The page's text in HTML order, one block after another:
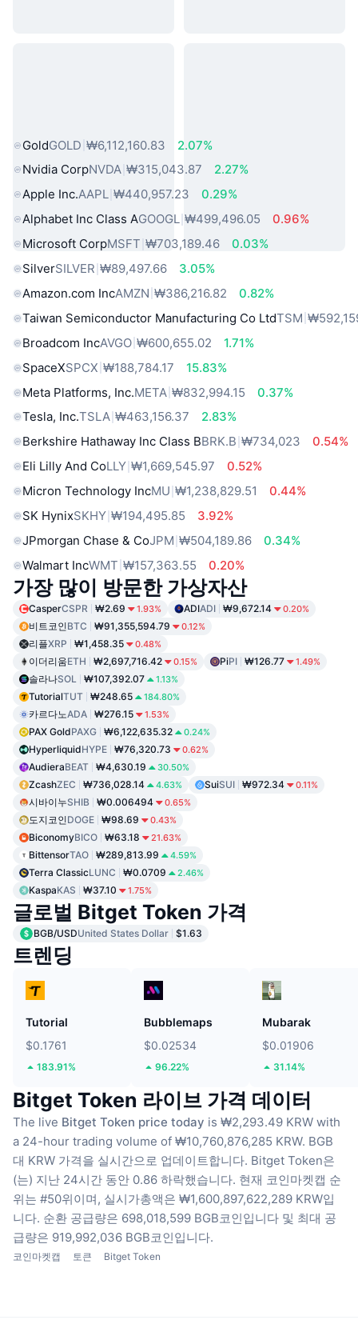
GoldGOLD ₩6,112,160.83
2.07%
Nvidia CorpNVDA ₩315,043.87
2.27%
Apple Inc.AAPL ₩440,957.23
0.29%
Alphabet Inc Class AGOOGL ₩499,496.05
0.96%
Microsoft CorpMSFT ₩703,189.46
0.03%
SilverSILVER ₩89,497.66
3.05%
Amazon.com IncAMZN ₩386,216.82
0.82%
Taiwan Semiconductor Manufacturing Co LtdTSM
Broadcom IncAVGO ₩600,655.02
1.71%
SpaceXSPCX ₩188,784.17
15.83%
Meta Platforms, Inc.META ₩832,994.15
0.37%
Tesla, Inc.TSLA ₩463,156.37
2.83%
Berkshire Hathaway Inc Class BBRK.B ₩734,023
0.54%
Eli Lilly And CoLLY ₩1,669,545.97
0.52%
Micron Technology IncMU ₩1,238,829.51
0.44%
SK HynixSKHY ₩194,495.85
3.92%
JPmorgan Chase & CoJPM ₩504,189.86
0.34%
Walmart IncWMT ₩157,363.55 0.20%
가장 많이 방문한 가상자산
CasperCSPR ₩2.69 1.93% ADIADI ₩9,672.14 0.20%
비트코인BTC ₩91,355,594.79 0.12%
리플XRP ₩1,458.35 0.48%
이더리움ETH ₩2,697,716.42 0.15% PiPI ₩126.77 1.49%
솔라나SOL ₩107,392.07 1.13%
TutorialTUT ₩248.65 184.80%
카르다노ADA ₩276.15 1.53%
PAX GoldPAXG ₩6,122,635.32 0.24%
HyperliquidHYPE ₩76,320.73 0.62%
AudieraBEAT ₩4,630.19 30.50%
ZcashZEC ₩736,028.14 4.63% SuiSUI ₩972.34 0.11%
시바이누SHIB ₩0.006494 0.65%
도지코인DOGE ₩98.69 0.43%
BiconomyBICO ₩63.18 21.63%
BittensorTAO ₩289,813.99 4.59%
Terra ClassicLUNC ₩0.0709 2.46%
KaspaKAS ₩37.10 1.75%
글로벌 Bitget Token 가격
BGB/USDUnited States Dollar $1.63
트렌딩
Tutorial
$0.1761
183.91%
Bubblemaps
$0.02534
96.22%
Mubarak
$0.01906
31.14%
Bitget Token 라이브 가격 데이터
The live Bitget Token price today is ₩2,293.49 KRW with
a 24-hour trading volume of ₩10,760,876,285 KRW. BGB
대 KRW 가격을 실시간으로 업데이트합니다. Bitget Token은
(는) 지난 24시간 동안 0.86 하락했습니다. 현재 코인마켓캡 순
위는 #50위이며, 실시가총액은 ₩1,600,897,622,289 KRW입
니다. 순환 공급량은 698,018,599 BGB코인입니다 및 최대 공
급량은 919,992,036 BGB코인입니다.
코인마켓캡 토큰 Bitget Token